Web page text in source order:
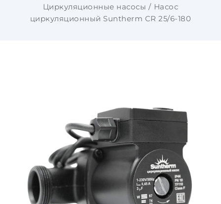
Циркуляционные насосы
Насос
циркуляционный Suntherm CR 25/6-180